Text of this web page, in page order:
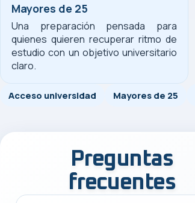
Mayores de 25
Una preparación pensada para
quienes quieren recuperar ritmo de
estudio con un objetivo universitario
claro.
Acceso universidad Mayores de 25
Preguntas
frecuentes